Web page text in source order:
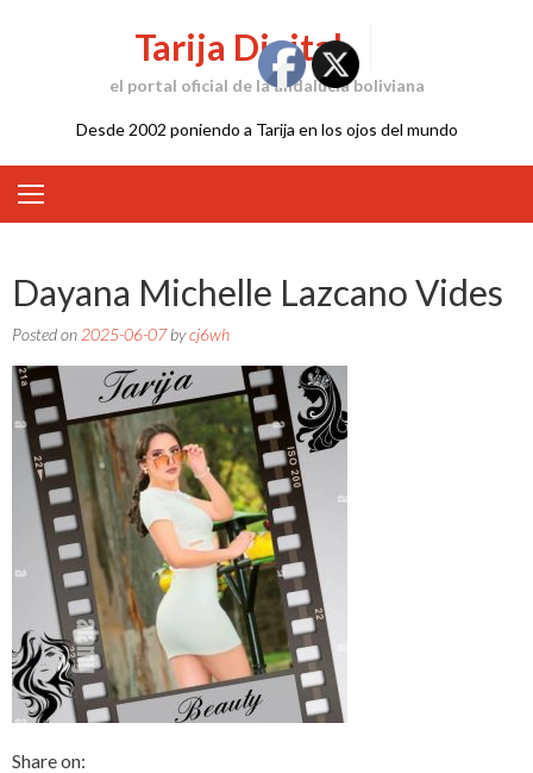
Tarija Digital
el portal oficial de la andalucía boliviana
Desde 2002 poniendo a Tarija en los ojos del mundo
Dayana Michelle Lazcano Vides
Posted on 2025-06-07bycj6wh
Share on: